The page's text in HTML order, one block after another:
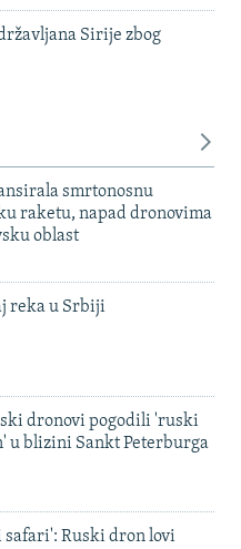
Sirije zbog
smrtonosnu
raketu, napad dronovima
oblast
reka u Srbiji
dronovi pogodili 'ruski
u blizini Sankt Peterburga
safari': Ruski dron lovi